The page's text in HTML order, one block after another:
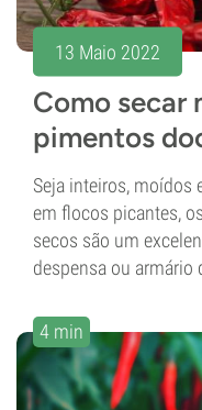
13 Maio 2022
Como secar
pimentos
Seja inteiros, moídos
em flocos picantes,
secos são um
despensa ou armário
4 min